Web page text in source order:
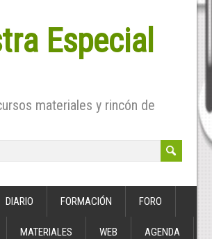
Especial
materiales y rincón de
DIARIO FORMACIÓN FORO
MATERIALES WEB AGENDA